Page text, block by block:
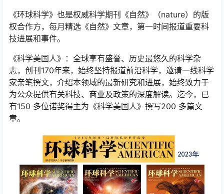
《环球科学》也是权威科学期刊《自然》（nature）的版
权合作方，每月精选《自然》文章，第一时间报道重要科
技进展和事件。
《科学美国人》：全球享有盛誉、历史最悠久的科学杂
志，创刊170年来，始终坚持报道前沿科学，邀请一线科学
家亲笔撰文，介绍本领域的最新研究和进展，始终致力于
为公众提供有关科技、商业及政策的深度解读。迄今，已
有150 多位诺奖得主为《科学美国人》撰写200 多篇文
章。